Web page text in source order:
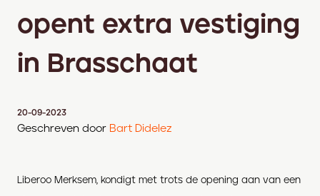
opent extra vestiging
in Brasschaat
20-09-2023
Geschreven door Bart Didelez
Liberoo Merksem, kondigt met trots de opening aan van een